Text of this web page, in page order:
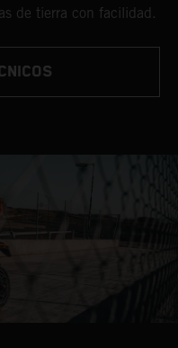
de tierra con facilidad.